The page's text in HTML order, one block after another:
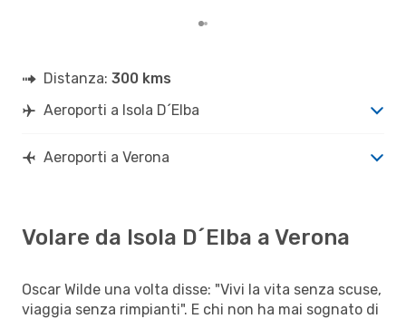
Distanza: 300 kms
Aeroporti a Isola D´Elba
Aeroporti a Verona
Volare da Isola D´Elba a Verona
Oscar Wilde una volta disse: "Vivi la vita senza scuse,
viaggia senza rimpianti". E chi non ha mai sognato di